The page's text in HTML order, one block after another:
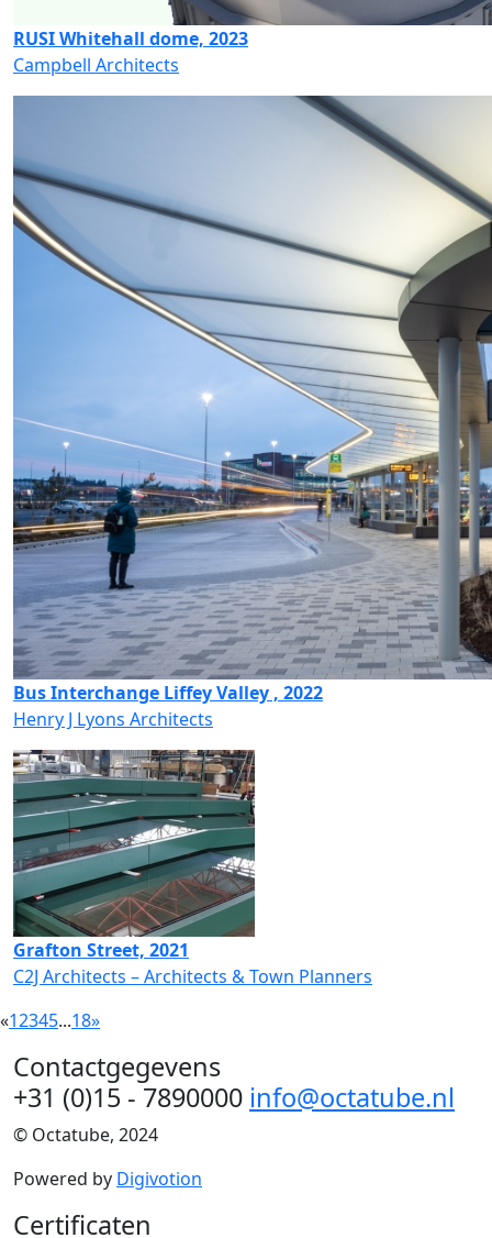
RUSI Whitehall dome, 2023
Campbell Architects
Bus Interchange Liffey Valley , 2022
Henry J Lyons Architects
Grafton Street, 2021
C2J Architects – Architects & Town Planners
«12345...18»
Contactgegevens
+31 (0)15 - 7890000 info@octatube.nl
© Octatube, 2024
Powered by Digivotion
Certificaten